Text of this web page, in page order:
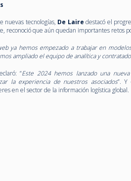
nuevas tecnologías, De Laire destacó el
reconoció que aún quedan importantes retos
ya hemos empezado a trabajar en
ampliado el equipo de analítica y
“Este 2024 hemos lanzado una
la experiencia de nuestros asociados”. Y
en el sector de la información logística global.